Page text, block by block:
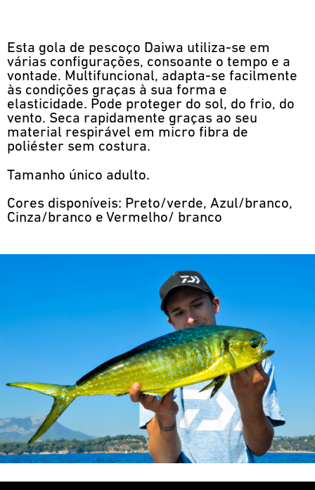
Esta gola de pescoço Daiwa utiliza-se em
várias configurações, consoante o tempo e a
vontade. Multifuncional, adapta-se facilmente
às condições graças à sua forma e
elasticidade. Pode proteger do sol, do frio, do
vento. Seca rapidamente graças ao seu
material respirável em micro fibra de
poliéster sem costura.
Tamanho único adulto.
Cores disponíveis: Preto/verde, Azul/branco,
Cinza/branco e Vermelho/ branco